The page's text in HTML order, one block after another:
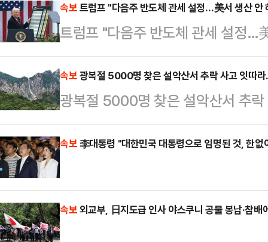
다. 우크라이나 전쟁 종식을 위한
기 집권 이후 두 나라 정상이 처음
면 양국 정상은 미 알래스카주 엘
시30분(미 동부시간·알래스카 현
담에 앞서 두 정상은 시차를 두고
트럼프 대통령이 탄 …
속보트럼프 "다음주 반도체 관세 설정…美서 생산 안
트럼프 "다음주 반도체 관세 설정…
속보광복절 5000명 찾은 설악산서 추락 사고 잇따
광복절 5000명 찾은 설악산서 추
객 추락해 병원 이송
속보李대통령 "대한민국 대통령으로 임명된 것, 한없
속보외교부, 日지도급 인사 야스쿠니 공물 봉납·참배